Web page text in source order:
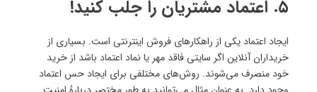
۵. اعتماد مشتریان را جلب کنید!
ایجاد اعتماد یکی از راهکارهای فروش اینترنتی است. بسیاری از
خریداران آنلاین اگر سایتی فاقد مهر یا نماد اعتماد باشد از خرید
خود منصرف می‌شوند. روش‌های مختلفی برای ایجاد حس اعتماد